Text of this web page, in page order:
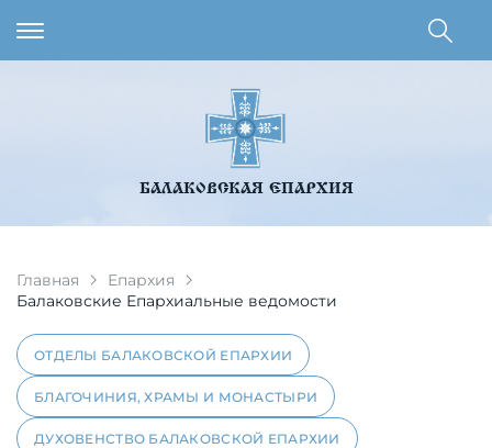
БАЛАКОВСКАЯ ЕПАРХИЯ
Главная
Епархия
Балаковские Епархиальные ведомости
ОТДЕЛЫ БАЛАКОВСКОЙ ЕПАРХИИ
БЛАГОЧИНИЯ, ХРАМЫ И МОНАСТЫРИ
ДУХОВЕНСТВО БАЛАКОВСКОЙ ЕПАРХИИ